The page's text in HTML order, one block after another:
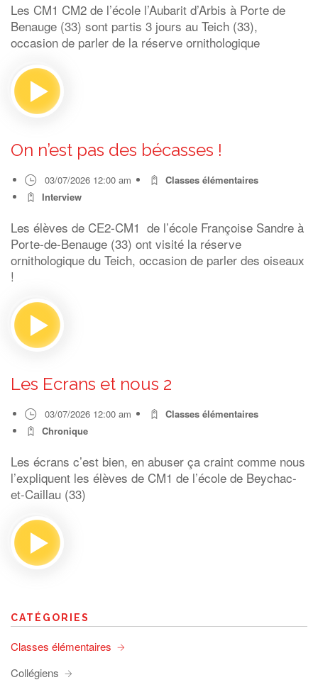
Les CM1 CM2 de l’école l’Aubarit d’Arbis à Porte de
Benauge (33) sont partis 3 jours au Teich (33),
occasion de parler de la réserve ornithologique
On n’est pas des bécasses !
03/07/2026 12:00 am
Classes élémentaires
Interview
Les élèves de CE2-CM1 de l’école Françoise Sandre à
Porte-de-Benauge (33) ont visité la réserve
ornithologique du Teich, occasion de parler des oiseaux
!
Les Ecrans et nous 2
03/07/2026 12:00 am
Classes élémentaires
Chronique
Les écrans c’est bien, en abuser ça craint comme nous
l’expliquent les élèves de CM1 de l’école de Beychac-
et-Caillau (33)
CATÉGORIES
Classes élémentaires
Collégiens